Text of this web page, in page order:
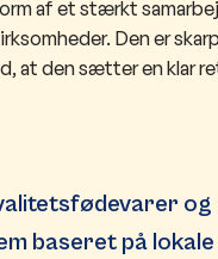
af et stærkt
Den er
at den sætter en klar
og
baseret på